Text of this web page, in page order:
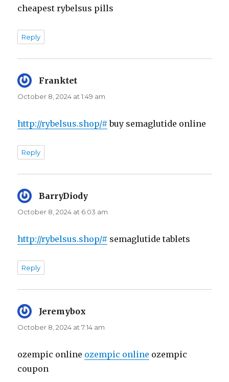
cheapest rybelsus pills
Reply
Franktet
October 8, 2024 at 1:49 am
http://rybelsus.shop/#buy semaglutide online
Reply
BarryDiody
October 8, 2024 at 6:03 am
http://rybelsus.shop/# semaglutide tablets
Reply
Jeremybox
October 8, 2024 at 7:14 am
ozempic online ozempic online ozempic
coupon